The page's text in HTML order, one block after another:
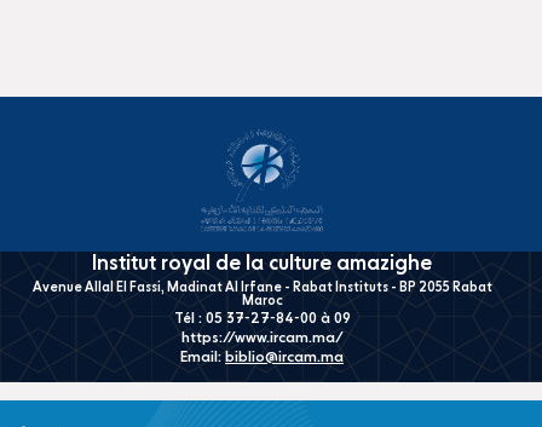
Institut royal de la culture amazighe
Avenue Allal El Fassi, Madinat Al Irfane - Rabat Instituts - BP 2055 Rabat
Maroc
Tél : 05 37-27-84-00 à 09
https://www.ircam.ma/
Email: biblio@ircam.ma